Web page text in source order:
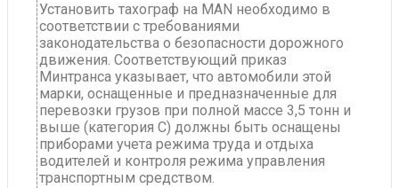
Установить тахограф на MAN необходимо в
соответствии с требованиями
законодательства о безопасности дорожного
движения. Соответствующий приказ
Минтранса указывает, что автомобили этой
марки, оснащенные и предназначенные для
перевозки грузов при полной массе 3,5 тонн и
выше (категория С) должны быть оснащены
приборами учета режима труда и отдыха
водителей и контроля режима управления
транспортным средством.